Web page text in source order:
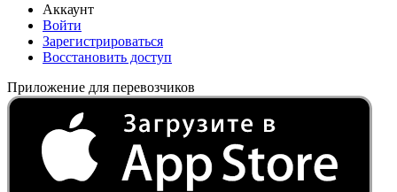
Аккаунт
Войти
Зарегистрироваться
Восстановить доступ
Приложение для перевозчиков